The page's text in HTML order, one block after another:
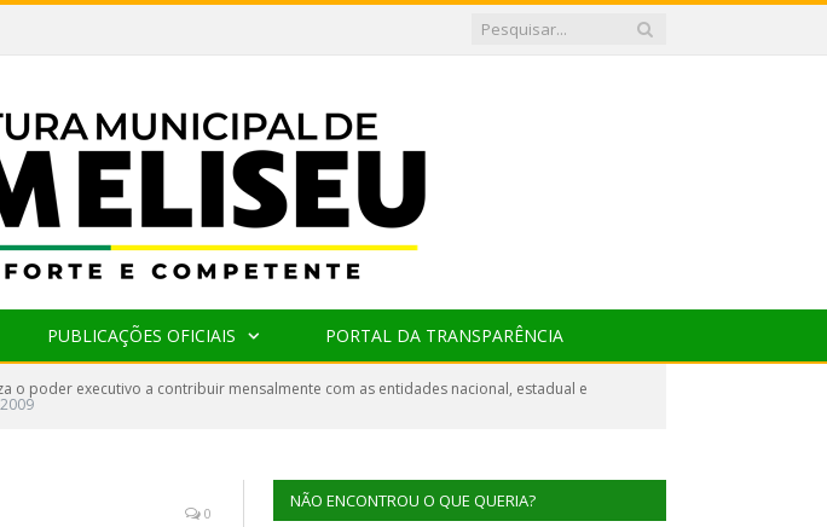
PUBLICAÇÕES OFICIAIS PORTAL DA TRANSPARÊNCIA
o poder executivo a contribuir mensalmente com as entidades nacional, estadual e
0
NÃO ENCONTROU O QUE QUERIA?